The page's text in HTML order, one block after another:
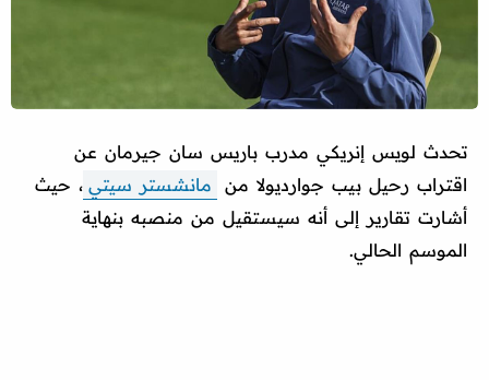
تحدث لويس إنريكي مدرب باريس سان جيرمان عن
اقتراب رحيل بيب جوارديولا من
مانشستر سيتي ، حيث
أشارت تقارير إلى أنه سيستقيل من منصبه بنهاية
الموسم الحالي.